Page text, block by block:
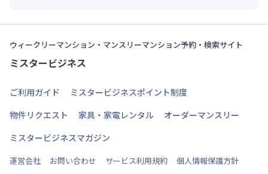
ウィークリーマンション・マンスリーマンション予約・検索サイト
ミスタービジネス
ご利用ガイド
ミスタービジネスポイント制度
物件リクエスト
家具・家電レンタル
オーダーマンスリー
ミスタービジネスマガジン
運営会社 お問い合わせ サービス利用規約 個人情報保護方針